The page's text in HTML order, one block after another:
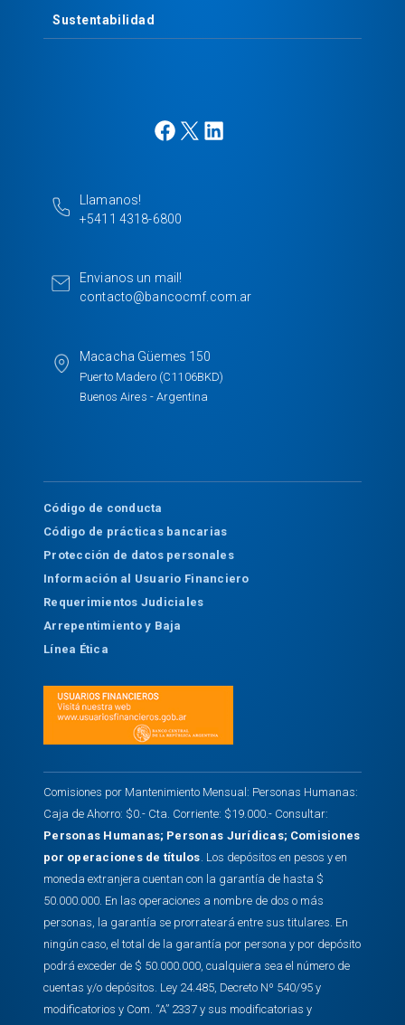
Sustentabilidad
Llamanos!
+5411 4318-6800
Envianos un mail!
contacto@bancocmf.com.ar
Macacha Güemes 150
Puerto Madero (C1106BKD)
Buenos Aires - Argentina
F
b
X
L
Código de conducta
Código de prácticas bancarias
Protección de datos personales
Información al Usuario Financiero
Requerimientos Judiciales
Arrepentimiento y Baja
Línea Ética
Comisiones por Mantenimiento Mensual: Personas Humanas:
Caja de Ahorro: $0.- Cta. Corriente: $19.000.- Consultar:
Personas Humanas; Personas Jurídicas; Comisiones
por operaciones de títulos . Los depósitos en pesos y en
moneda extranjera cuentan con la garantía de hasta $
50.000.000. En las operaciones a nombre de dos o más
personas, la garantía se prorrateará entre sus titulares. En
ningún caso, el total de la garantía por persona y por depósito
podrá exceder de $ 50.000.000, cualquiera sea el número de
cuentas y/o depósitos. Ley 24.485, Decreto Nº 540/95 y
modificatorios y Com. “A” 2337 y sus modificatorias y